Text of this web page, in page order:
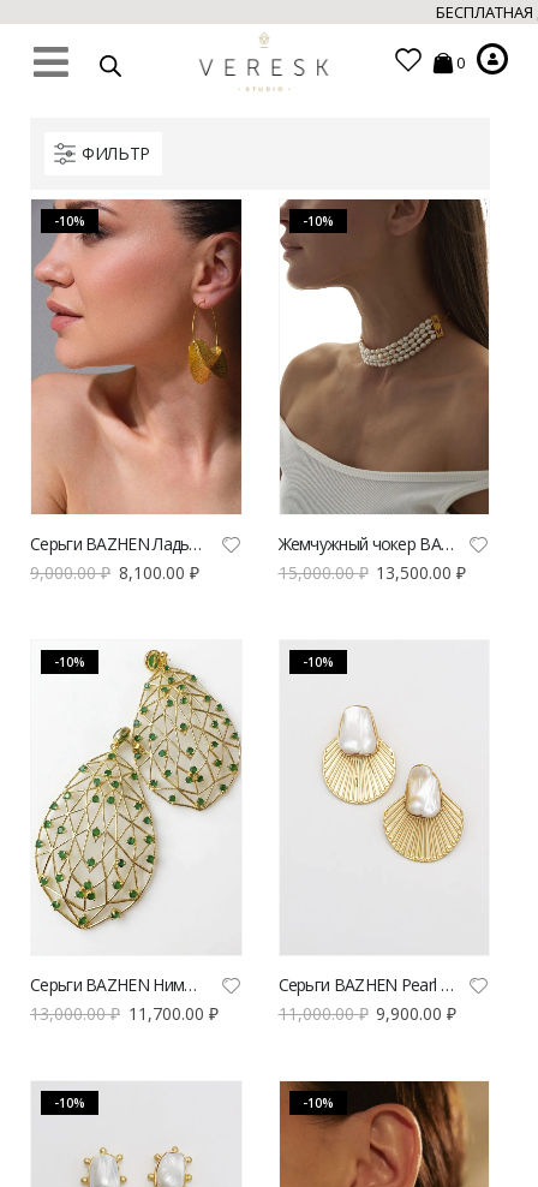
БЕСПЛАТНАЯ
0
ФИЛЬТР
-10%
Серьги BAZHEN Ладья | VERESK studio
9,000.00₽ 8,100.00 ₽
-10%
Жемчужный чокер BAZHEN | VERESK studio
15,000.00₽ 13,500.00₽
-10%
Серьги BAZHEN Нимфея | VERESK studio
13,000.00₽ 11,700.00 ₽
-10%
Серьги BAZHEN Pearl Fan / Жемчужный веер
11,000.00₽ 9,900.00₽
-10% -10%